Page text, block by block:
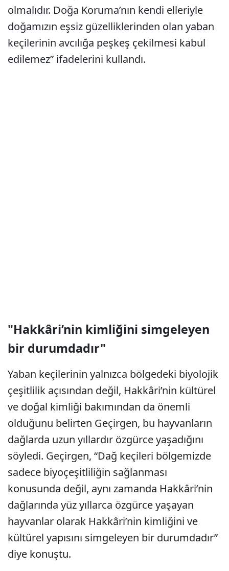
olmalıdır. Doğa Koruma’nın kendi elleriyle
doğamızın eşsiz güzelliklerinden olan yaban
keçilerinin avcılığa peşkeş çekilmesi kabul
edilemez” ifadelerini kullandı.
"Hakkâri’nin kimliğini simgeleyen
bir durumdadır"
Yaban keçilerinin yalnızca bölgedeki biyolojik
çeşitlilik açısından değil, Hakkâri’nin kültürel
ve doğal kimliği bakımından da önemli
olduğunu belirten Geçirgen, bu hayvanların
dağlarda uzun yıllardır özgürce yaşadığını
söyledi. Geçirgen, “Dağ keçileri bölgemizde
sadece biyoçeşitliliğin sağlanması
konusunda değil, aynı zamanda Hakkâri’nin
dağlarında yüz yıllarca özgürce yaşayan
hayvanlar olarak Hakkâri’nin kimliğini ve
kültürel yapısını simgeleyen bir durumdadır”
diye konuştu.